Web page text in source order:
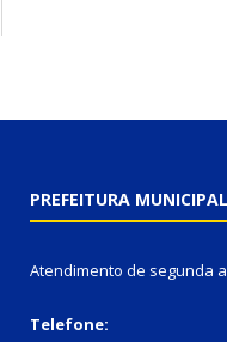
PREFEITURA
Atendimento de segunda
Telefone: